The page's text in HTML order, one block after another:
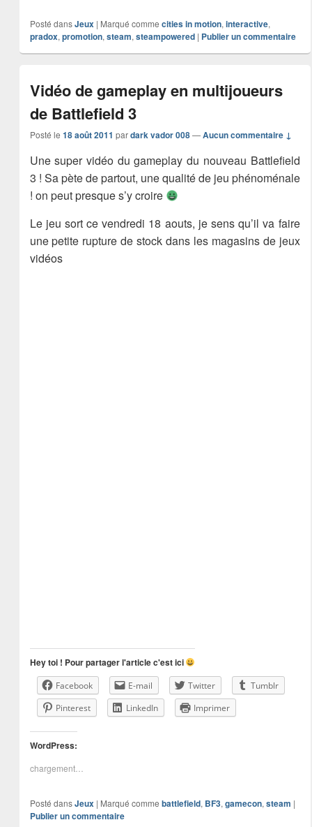
Posté dans Jeux | Marqué comme cities in motion, interactive,
pradox, promotion, steam, steampowered | Publier un commentaire
Vidéo de gameplay en multijoueurs
de Battlefield 3
Posté le 18 août 2011 pardark vador 008 —Aucun commentaire ↓
Une super vidéo du gameplay du nouveau Battlefield
3 ! Sa pète de partout, une qualité de jeu phénoménale
! on peut presque s’y croire
Le jeu sort ce vendredi 18 aouts, je sens qu’il va faire
une petite rupture de stock dans les magasins de jeux
vidéos
Hey toi ! Pour partager l'article c'est ici
Facebook E-mail Twitter
Tumblr
Pinterest
LinkedIn Imprimer
WordPress:
chargement…
Posté dans Jeux | Marqué comme battlefield, BF3, gamecon, steam |
Publier un commentaire